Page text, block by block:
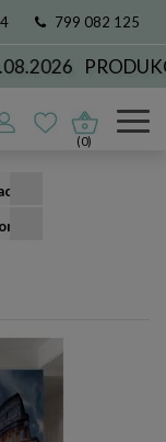
799 082 125
PRODUKCJA
(0)